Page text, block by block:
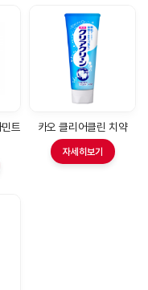
트
카오 클리어클린 치약
자세히보기